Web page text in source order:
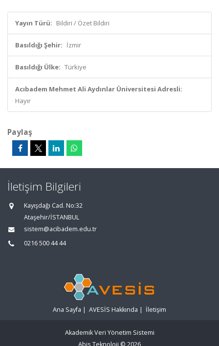
Yayın Türü: Bildiri / Özet Bildiri
Basıldığı Şehir: İzmir
Basıldığı Ülke: Türkiye
Acıbadem Mehmet Ali Aydınlar Üniversitesi Adresli:
Hayır
Paylaş
İletişim Bilgileri
Kayışdağı Cad. No:32
Ataşehir/İSTANBUL
sistem@acibadem.edu.tr
0216 500 44 44
Ana Sayfa | AVESİS Hakkında | İletişim
Akademik Veri Yönetim Sistemi
Abis Teknoloji © 2026